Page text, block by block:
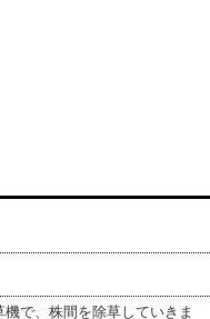
で、株間を除草していきま